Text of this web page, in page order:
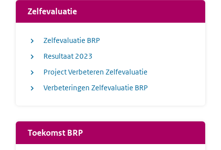
Zelfevaluatie
Zelfevaluatie BRP
Resultaat 2023
Project Verbeteren Zelfevaluatie
Verbeteringen Zelfevaluatie BRP
Toekomst BRP